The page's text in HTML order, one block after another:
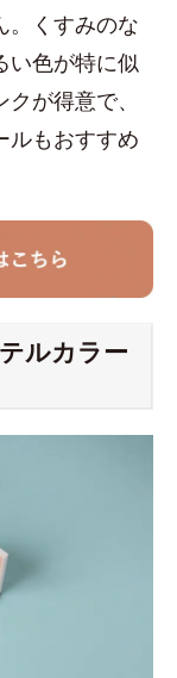
。くすみのな
い色が特に似
が得意で、
ルもおすすめ
ルカラー